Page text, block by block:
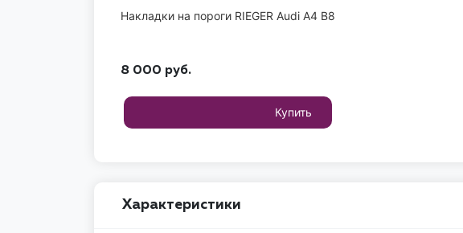
Накладки на пороги RIEGER Audi A4 B8
8 000 руб.
Купить
Характеристики